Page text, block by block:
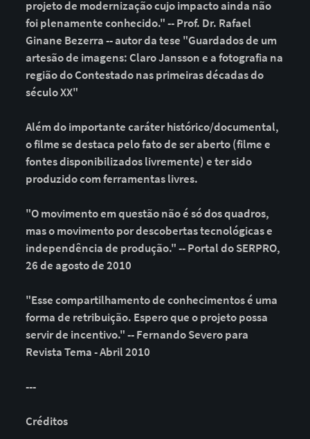
projeto de modernização cujo impacto ainda não
foi plenamente conhecido." -- Prof. Dr. Rafael
Ginane Bezerra -- autor da tese "Guardados de um
artesão de imagens: Claro Jansson e a fotografia na
região do Contestado nas primeiras décadas do
século XX"
Além do importante caráter histórico/documental,
o filme se destaca pelo fato de ser aberto (filme e
fontes disponibilizados livremente) e ter sido
produzido com ferramentas livres.
"O movimento em questão não é só dos quadros,
mas o movimento por descobertas tecnológicas e
independência de produção." -- Portal do SERPRO,
26 de agosto de 2010
"Esse compartilhamento de conhecimentos é uma
forma de retribuição. Espero que o projeto possa
servir de incentivo." -- Fernando Severo para
Revista Tema - Abril 2010
---
Créditos